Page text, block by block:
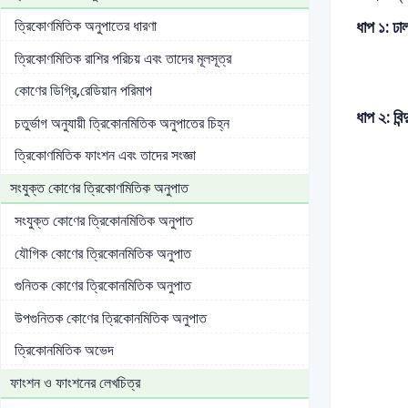
ত্রিকোণমিতিক অনুপাতের ধারণা
ত্রিকোণমিতিক রাশির পরিচয় এবং তাদের মূলসূত্র
কোণের ডিগ্রি,রেডিয়ান পরিমাপ
চতুর্ভাগ অনুযায়ী ত্রিকোনমিতিক অনুপাতের চিহ্ন
ত্রিকোণমিতিক ফাংশন এবং তাদের সংজ্ঞা
সংযুক্ত কোণের ত্রিকোণমিতিক অনুপাত
সংযুক্ত কোণের ত্রিকোনমিতিক অনুপাত
যৌগিক কোণের ত্রিকোনমিতিক অনুপাত
গুনিতক কোণের ত্রিকোনমিতিক অনুপাত
উপগুনিতক কোণের ত্রিকোনমিতিক অনুপাত
ত্রিকোনমিতিক অভেদ
ফাংশন ও ফাংশনের লেখচিত্র
ধাপ ১:
ধাপ ২: